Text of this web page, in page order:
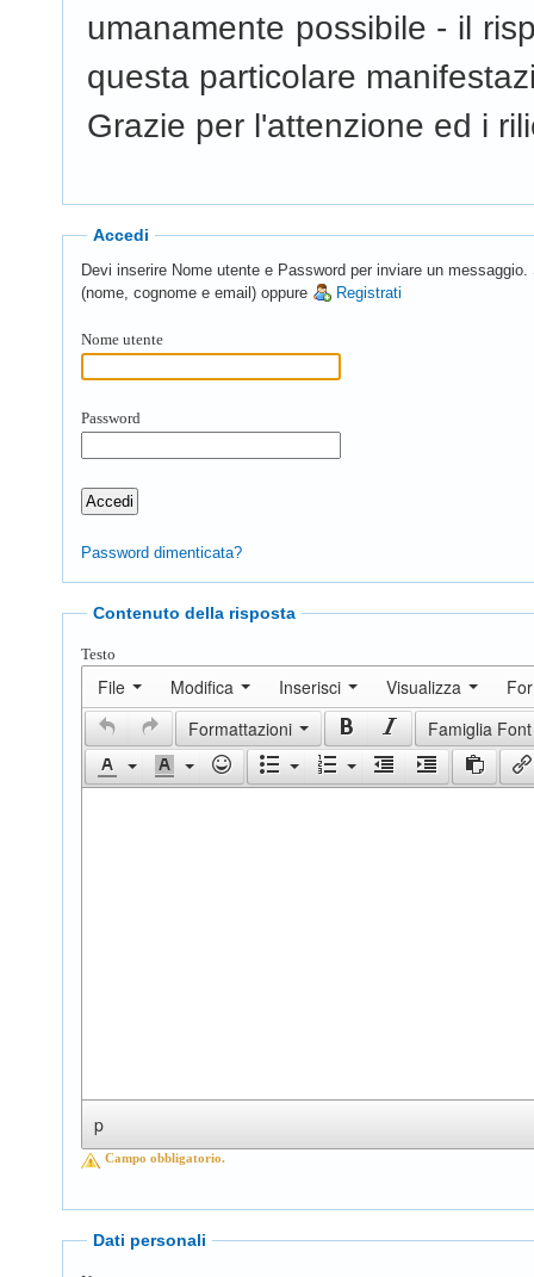
umanamente possibile - il
questa particolare
Grazie per l'attenzione ed i
Accedi
Devi inserire Nome utente e Password per inviare un
(nome, cognome e email) oppure
Registrati
Nome utente
Password
Password dimenticata?
Contenuto della risposta
Testo
File Modifica Inserisci Visualizza
Formattazioni
Famiglia Font
p
Campo obbligatorio.
Dati personali